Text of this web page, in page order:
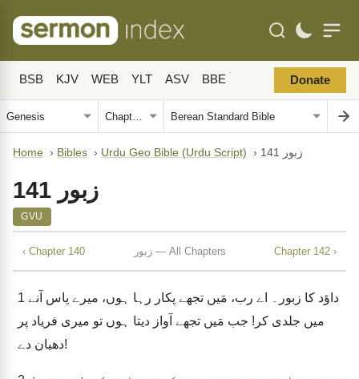
BSB KJV WEB YLT ASV BBE Donate
Home › Bibles › Urdu Geo Bible (Urdu Script) › زبور 141
زبور 141
GVU
‹ Chapter 140 زبور — All Chapters Chapter 142 ›
1
میں جلدی کر! جب مَیں تجھے آواز دیتا ہوں تو میری فریاد پر
دھیان دے!